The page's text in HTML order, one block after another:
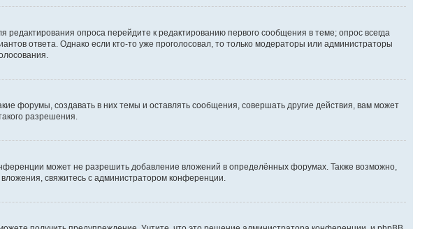
опроса перейдите к редактированию первого сообщения в теме; опрос всегда
ответа. Однако если кто-то уже проголосовал, то только модераторы или администраторы
форумы, создавать в них темы и оставлять сообщения, совершать другие действия, вам может
разрешения.
может не разрешить добавление вложений в определённых форумах. Также возможно,
свяжитесь с администратором конференции.